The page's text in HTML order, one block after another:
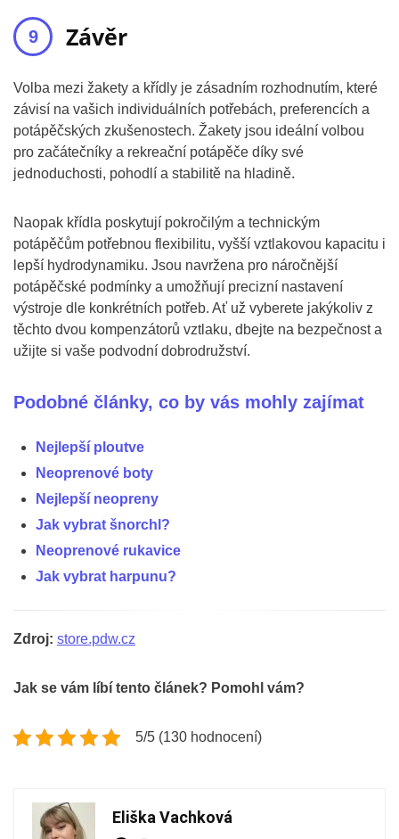
Závěr
Volba mezi žakety a křídly je zásadním rozhodnutím, které
závisí na vašich individuálních potřebách, preferencích a
potápěčských zkušenostech. Žakety jsou ideální volbou
pro začátečníky a rekreační potápěče díky své
jednoduchosti, pohodlí a stabilitě na hladině.
Naopak křídla poskytují pokročilým a technickým
potápěčům potřebnou flexibilitu, vyšší vztlakovou kapacitu i
lepší hydrodynamiku. Jsou navržena pro náročnější
potápěčské podmínky a umožňují precizní nastavení
výstroje dle konkrétních potřeb. Ať už vyberete jakýkoliv z
těchto dvou kompenzátorů vztlaku, dbejte na bezpečnost a
užijte si vaše podvodní dobrodružství.
Podobné články, co by vás mohly zajímat
Nejlepší ploutve
Neoprenové boty
Nejlepší neopreny
Jak vybrat šnorchl?
Neoprenové rukavice
Jak vybrat harpunu?
Zdroj: store.pdw.cz
Jak se vám líbí tento článek? Pomohl vám?
5/5 (130 hodnocení)
Eliška Vachková